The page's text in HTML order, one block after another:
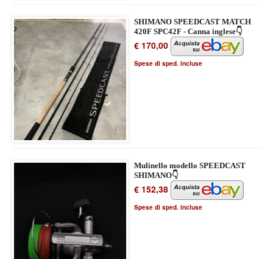
SHIMANO SPEEDCAST MATCH
420F SPC42F - Canna inglese👇
€ 170,00
Spese di sped. incluse
Mulinello modello SPEEDCAST
SHIMANO👇
€ 152,38
Spese di sped. incluse